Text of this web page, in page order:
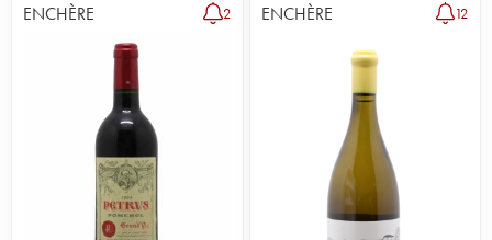
ENCHÈRE 2 ENCHÈRE 12